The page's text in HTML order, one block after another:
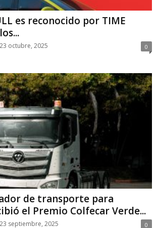
es reconocido por TIME
23 octubre, 2025 0
de transporte para
el Premio Colfecar Verde...
23 septiembre, 2025 0